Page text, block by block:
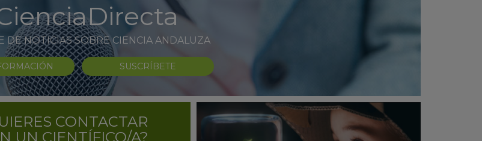
DE NOTICIAS SOBRE CIENCIA ANDALUZA
SUSCRÍBETE
CONTACTAR
UN CIENTÍFICO/A?